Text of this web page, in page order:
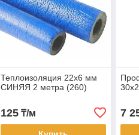
Теплоизоляция 22х6 мм
СИНЯЯ 2 метра (260)
125₸/м 7